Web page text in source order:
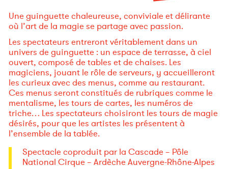
Une guinguette chaleureuse, conviviale et délirante
où l’art de la magie se partage avec passion.
Les spectateurs entreront véritablement dans un
univers de guinguette : un espace de terrasse, à ciel
ouvert, composé de tables et de chaises. Les
magiciens, jouant le rôle de serveurs, y accueilleront
les curieux avec des menus, comme au restaurant.
Ces menus seront constitués de rubriques comme le
mentalisme, les tours de cartes, les numéros de
triche… Les spectateurs choisiront les tours de magie
désirés, pour que les artistes les présentent à
l’ensemble de la tablée.
Spectacle coproduit par la Cascade – Pôle
National Cirque – Ardèche Auvergne-Rhône-Alpes